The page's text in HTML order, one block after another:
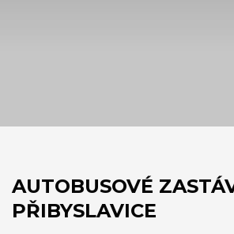
AUTOBUSOVÉ
PŘIBYSLAVICE